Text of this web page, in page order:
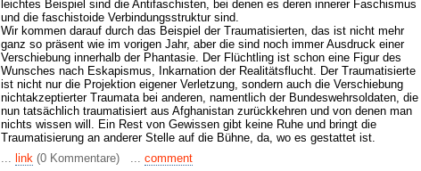
leichtes Beispiel sind die Antifaschisten, bei denen es deren innerer Faschismus
und die faschistoide Verbindungsstruktur sind.
Wir kommen darauf durch das Beispiel der Traumatisierten, das ist nicht mehr
ganz so präsent wie im vorigen Jahr, aber die sind noch immer Ausdruck einer
Verschiebung innerhalb der Phantasie. Der Flüchtling ist schon eine Figur des
Wunsches nach Eskapismus, Inkarnation der Realitätsflucht. Der Traumatisierte
ist nicht nur die Projektion eigener Verletzung, sondern auch die Verschiebung
nichtakzeptierter Traumata bei anderen, namentlich der Bundeswehrsoldaten, die
nun tatsächlich traumatisiert aus Afghanistan zurückkehren und von denen man
nichts wissen will. Ein Rest von Gewissen gibt keine Ruhe und bringt die
Traumatisierung an anderer Stelle auf die Bühne, da, wo es gestattet ist.
... link (0 Kommentare) ... comment